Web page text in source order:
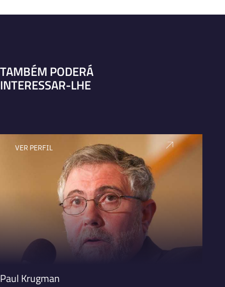
TAMBÉM PODERÁ
INTERESSAR-LHE
VER PERFIL
Paul Krugman